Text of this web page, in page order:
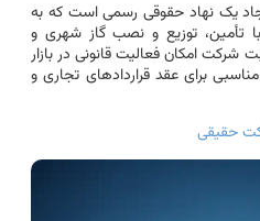
یک نهاد حقوقی رسمی است که به
تأمین، توزیع و نصب گاز شهری و
امکان فعالیت قانونی در بازار
برای عقد قراردادهای تجاری و
حقیقی